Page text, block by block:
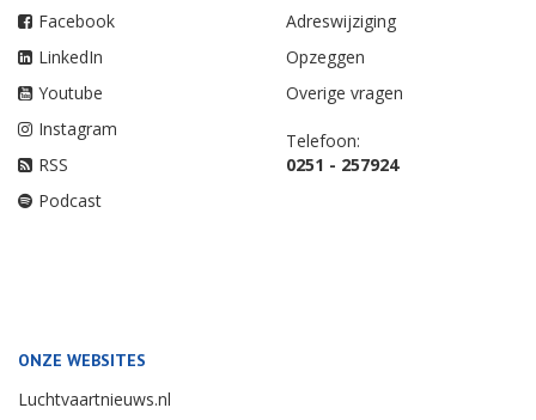
Facebook
LinkedIn
Youtube
Instagram
RSS
Podcast
Adreswijziging
Opzeggen
Overige vragen
Telefoon:
0251 - 257924
ONZE WEBSITES
Luchtvaartnieuws.nl